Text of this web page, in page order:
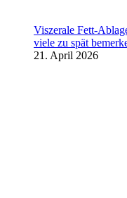
Viszerale Fett-
viele zu spät
21. April 2026